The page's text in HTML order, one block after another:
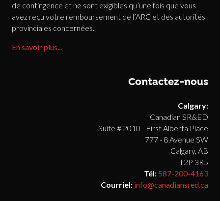
de contingence et ne sont exigibles qu’une fois que vous
avez reçu votre remboursement de l’ARC et des autorités
provinciales concernées.
En savoir plus...
Contactez-nous
Calgary:
Canadian SR&ED
Suite # 2010 - First Alberta Place
777 - 8 Avenue SW
Calgary, AB
T2P 3R5
Tél: 587-200-4163
Courriel: info@canadiansred.ca